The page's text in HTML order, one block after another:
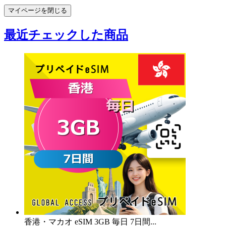
マイページを閉じる
最近チェックした商品
香港・マカオ eSIM 3GB 毎日 7日間...